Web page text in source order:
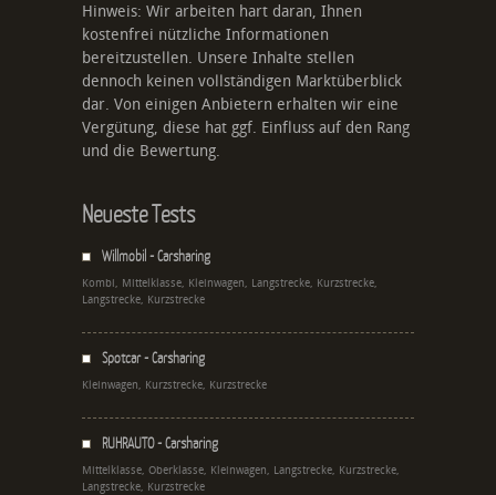
Hinweis: Wir arbeiten hart daran, Ihnen
kostenfrei nützliche Informationen
bereitzustellen. Unsere Inhalte stellen
dennoch keinen vollständigen Marktüberblick
dar. Von einigen Anbietern erhalten wir eine
Vergütung, diese hat ggf. Einfluss auf den Rang
und die Bewertung.
Neueste Tests
Willmobil - Carsharing
Kombi, Mittelklasse, Kleinwagen, Langstrecke, Kurzstrecke,
Langstrecke, Kurzstrecke
Spotcar - Carsharing
Kleinwagen, Kurzstrecke, Kurzstrecke
RUHRAUTO - Carsharing
Mittelklasse, Oberklasse, Kleinwagen, Langstrecke, Kurzstrecke,
Langstrecke, Kurzstrecke